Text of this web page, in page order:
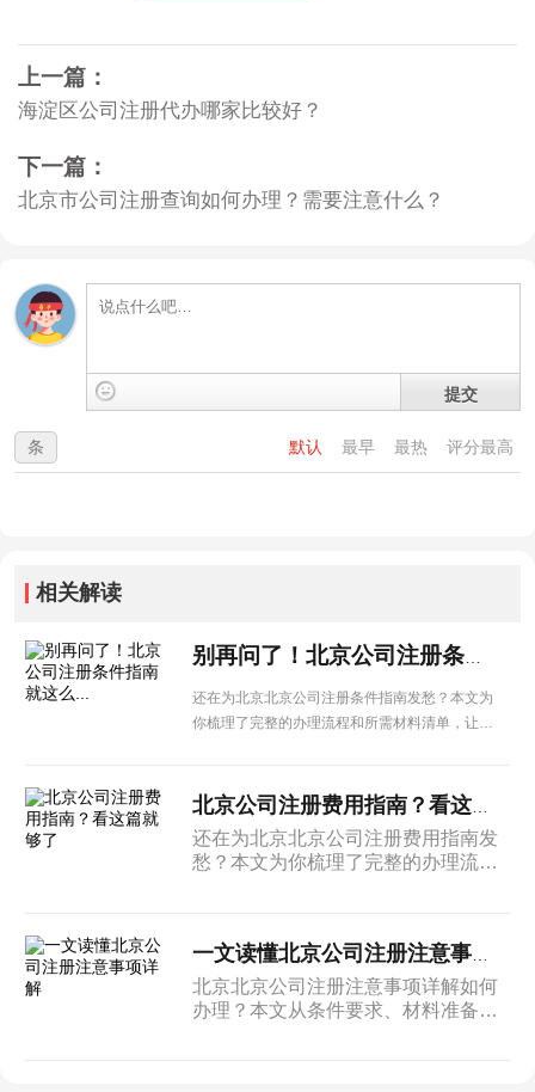
上一篇：
海淀区公司注册代办哪家比较好？
下一篇：
北京市公司注册查询如何办理？需要注意什么？
提交
默认 最早 最热 评分最高
条
相关解读
还在为北京北京公司注册条件指南发愁？本文为
你梳理了完整的办理流程和所需材料清单，让企
还在为北京北京公司注册费用指南发
愁？本文为你梳理了完整的办理流程
北京北京公司注册注意事项详解如何
办理？本文从条件要求、材料准备到